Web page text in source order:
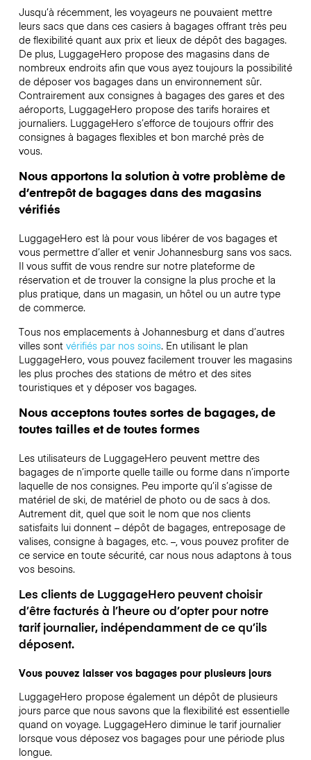
Jusqu’à récemment, les voyageurs ne pouvaient mettre
leurs sacs que dans ces casiers à bagages offrant très peu
de flexibilité quant aux prix et lieux de dépôt des bagages.
De plus, LuggageHero propose des magasins dans de
nombreux endroits afin que vous ayez toujours la possibilité
de déposer vos bagages dans un environnement sûr.
Contrairement aux consignes à bagages des gares et des
aéroports, LuggageHero propose des tarifs horaires et
journaliers. LuggageHero s’efforce de toujours offrir des
consignes à bagages flexibles et bon marché près de
vous.
Nous apportons la solution à votre problème de
d’entrepôt de bagages dans des magasins
vérifiés
LuggageHero est là pour vous libérer de vos bagages et
vous permettre d’aller et venir Johannesburg sans vos sacs.
Il vous suffit de vous rendre sur notre plateforme de
réservation et de trouver la consigne la plus proche et la
plus pratique, dans un magasin, un hôtel ou un autre type
de commerce.
Tous nos emplacements à Johannesburg et dans d’autres
villes sont vérifiés par nos soins. En utilisant le plan
LuggageHero, vous pouvez facilement trouver les magasins
les plus proches des stations de métro et des sites
touristiques et y déposer vos bagages.
Nous acceptons toutes sortes de bagages, de
toutes tailles et de toutes formes
Les utilisateurs de LuggageHero peuvent mettre des
bagages de n’importe quelle taille ou forme dans n’importe
laquelle de nos consignes. Peu importe qu’il s’agisse de
matériel de ski, de matériel de photo ou de sacs à dos.
Autrement dit, quel que soit le nom que nos clients
satisfaits lui donnent – dépôt de bagages, entreposage de
valises, consigne à bagages, etc. –, vous pouvez profiter de
ce service en toute sécurité, car nous nous adaptons à tous
vos besoins.
Les clients de LuggageHero peuvent choisir
d’être facturés à l’heure ou d’opter pour notre
tarif journalier, indépendamment de ce qu’ils
déposent.
Vous pouvez laisser vos bagages pour plusieurs jours
LuggageHero propose également un dépôt de plusieurs
jours parce que nous savons que la flexibilité est essentielle
quand on voyage. LuggageHero diminue le tarif journalier
lorsque vous déposez vos bagages pour une période plus
longue.